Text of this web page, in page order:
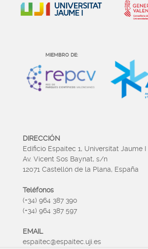
MIEMBRO DE:
DIRECCIÓN
Edificio Espaitec 1, Universitat Jaume I
Av. Vicent Sos Baynat, s/n
12071 Castellón de la Plana, España
Teléfonos
(+34) 964 387 390
(+34) 964 387 597
EMAIL
espaitec@espaitec.uji.es